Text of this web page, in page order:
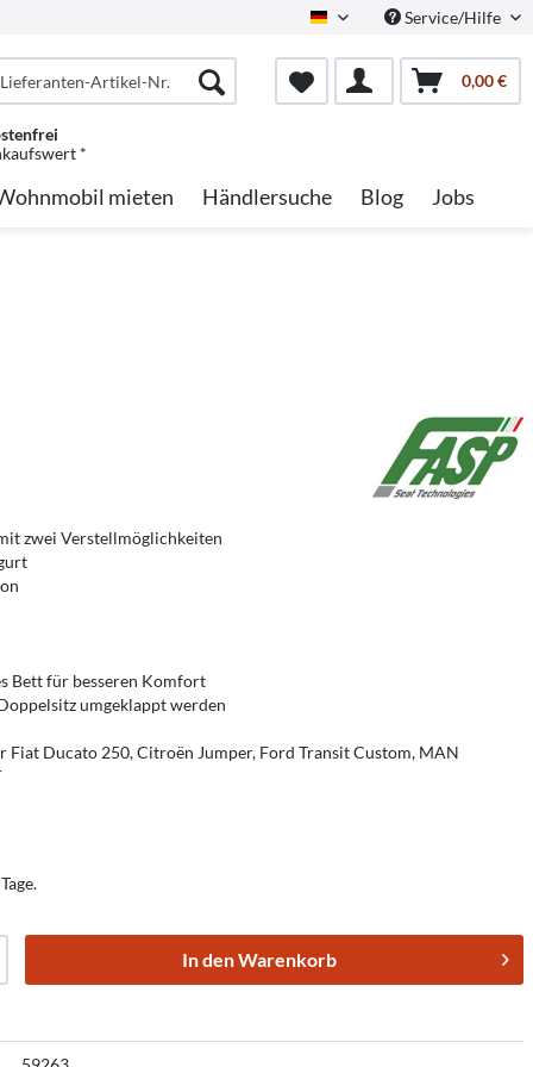
German Service/Hilfe
0,00 €
*
mieten Händlersuche Blog Jobs
zwei Verstellmöglichkeiten
Bett für besseren Komfort
umgeklappt werden
Fiat Ducato 250, Citroën Jumper, Ford Transit Custom, MAN
In denWarenkorb